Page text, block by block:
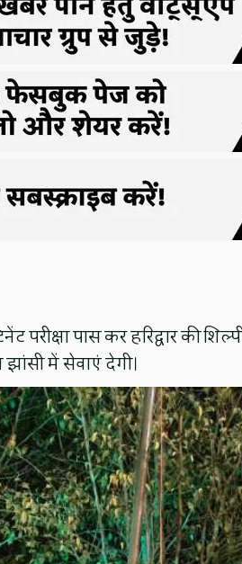
परीक्षा पास कर हरिद्वार की
झांसी में सेवाएं देगी।